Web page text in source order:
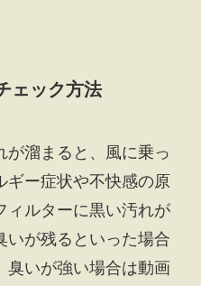
ェック方法
が溜まると、風に乗っ
ギー症状や不快感の原
ィルターに黒い汚れが
いが残るといった場合
臭いが強い場合は動画